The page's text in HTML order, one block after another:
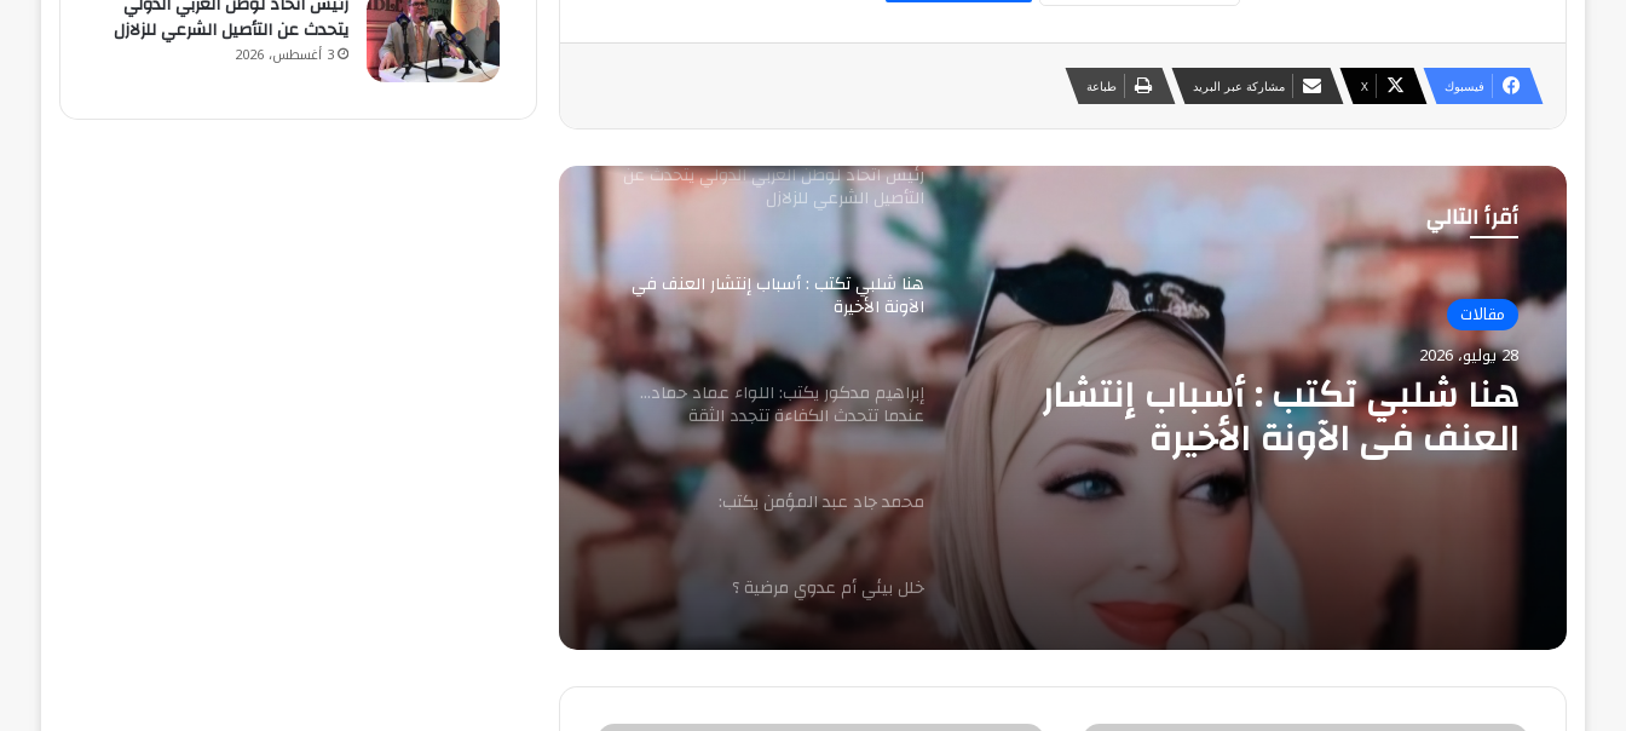
فيسبوك ‫X مشاركة عبر البريد طباعة
أقرأ التالي
مقالات
28 يوليو، 2026
هنا شلبي تكتب : أسباب إنتشار
العنف في الآونة الأخيرة
رئيس اتحاد لوطن العربي الدولي يتحدث عن
التأصيل الشرعي للزلازل
هنا شلبي تكتب : أسباب إنتشار العنف في
الآونة الأخيرة
إبراهيم مدكور يكتب: اللواء عماد حماد…
عندما تتحدث الكفاءة تتجدد الثقة
محمد جاد عبد المؤمن يكتب:
خلل بيئي أم عدوي مرضية ؟
والتعليم الإلكتروني صياغة عقول أجيال
المستقبل
يتحدث عن التأصيل الشرعي للزلازل
3 أغسطس، 2026